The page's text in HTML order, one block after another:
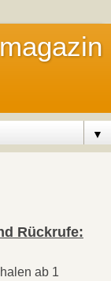
▼
Rückrufe:
ab 1